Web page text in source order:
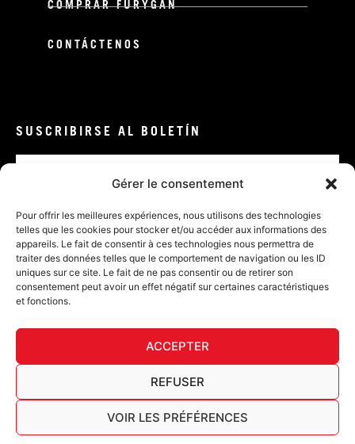
Gérer le consentement
Pour offrir les meilleures expériences, nous utilisons des technologies
telles que les cookies pour stocker et/ou accéder aux informations des
appareils. Le fait de consentir à ces technologies nous permettra de
traiter des données telles que le comportement de navigation ou les ID
uniques sur ce site. Le fait de ne pas consentir ou de retirer son
consentement peut avoir un effet négatif sur certaines caractéristiques
et fonctions.
ACCEPTER
REFUSER
VOIR LES PRÉFÉRENCES
COMPRAR FURYGAN
CONTÁCTENOS
SUSCRIBIRSE AL BOLETÍN
Correo
FURY TIPS